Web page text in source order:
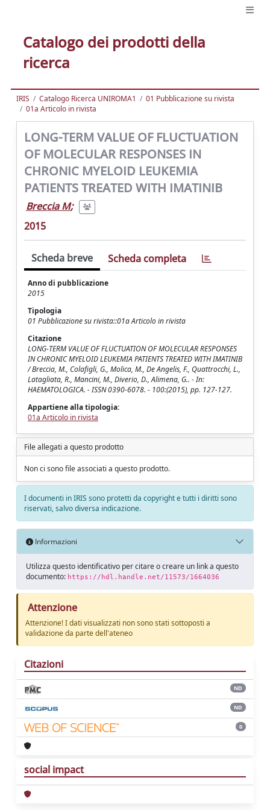
Catalogo dei prodotti della
ricerca
IRIS Catalogo Ricerca UNIROMA1
01 Pubblicazione su rivista
01a Articolo in rivista
LONG-TERM VALUE OF FLUCTUATION
OF MOLECULAR RESPONSES IN
CHRONIC MYELOID LEUKEMIA
PATIENTS TREATED WITH IMATINIB
Breccia M;
2015
Scheda breve Scheda completa
Anno di pubblicazione
2015
Tipologia
01 Pubblicazione su rivista::01a Articolo in rivista
Citazione
LONG-TERM VALUE OF FLUCTUATION OF MOLECULAR RESPONSES
IN CHRONIC MYELOID LEUKEMIA PATIENTS TREATED WITH IMATINIB
/ Breccia, M., Colafigli, G., Molica, M., De Angelis, F., Quattrocchi, L.,
Latagliata, R., Mancini, M., Diverio, D., Alimena, G.. - In:
HAEMATOLOGICA. - ISSN 0390-6078. - 100:(2015), pp. 127-127.
Appartiene alla tipologia:
01a Articolo in rivista
File allegati a questo prodotto
Non ci sono file associati a questo prodotto.
I documenti in IRIS sono protetti da copyright e tutti i diritti sono
riservati, salvo diversa indicazione.
Informazioni
Utilizza questo identificativo per citare o creare un link a questo
documento: https://hdl.handle.net/11573/1664036
Attenzione
Attenzione! I dati visualizzati non sono stati sottoposti a
validazione da parte dell'ateneo
Citazioni
ND
ND
0
social impact